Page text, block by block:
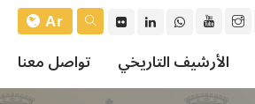
Ar
الأرشيف التاريخي تواصل معنا